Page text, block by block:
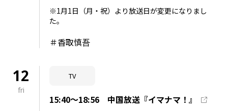
※1月1日（月・祝）より放送日が変更になりまし
た。
＃香取慎吾
12
fri
TV
15:40～18:56 中国放送『イマナマ！』